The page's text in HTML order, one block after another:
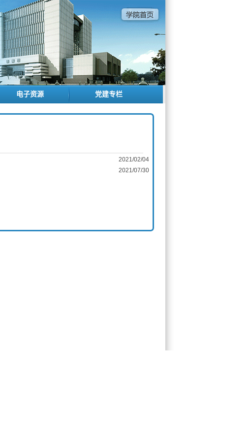
电子资源 党建专栏
2021/02/04
2021/07/30